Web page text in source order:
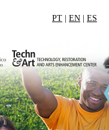
PT EN ES